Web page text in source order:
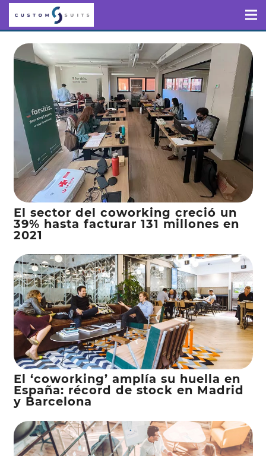
El sector del coworking creció un
39% hasta facturar 131 millones en
2021
El ‘coworking’ amplía su huella en
España: récord de stock en Madrid
y Barcelona